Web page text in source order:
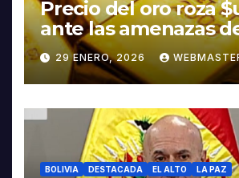
Precio del oro roza
ante las amenazas
contra Irán
29 ENERO, 2026
BOLIVIA DESTACADA EL ALTO LA PAZ